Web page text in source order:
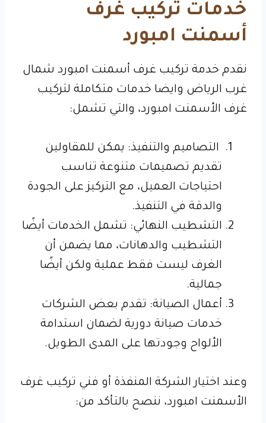
خدمات تركيب غرف
أسمنت امبورد
نقدم خدمة تركيب غرف أسمنت امبورد شمال
غرب الرياض وايضا خدمات متكاملة لتركيب
غرف الأسمنت امبورد، والتي تشمل:
التصاميم والتنفيذ: يمكن للمقاولين
تقديم تصميمات متنوعة تناسب
احتياجات العميل، مع التركيز على الجودة
والدقة في التنفيذ.
التشطيب النهائي: تشمل الخدمات أيضًا
التشطيب والدهانات، مما يضمن أن
الغرف ليست فقط عملية ولكن أيضًا
جمالية.
أعمال الصيانة: تقدم بعض الشركات
خدمات صيانة دورية لضمان استدامة
الألواح وجودتها على المدى الطويل.
وعند اختيار الشركة المنفذة أو فني تركيب غرف
الأسمنت امبورد، ننصح بالتأكد من: